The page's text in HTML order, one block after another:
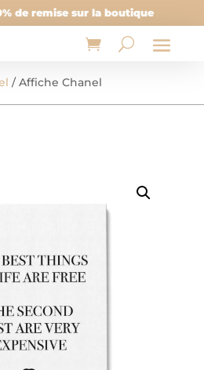
de remise sur la boutique
/ Affiche Chanel